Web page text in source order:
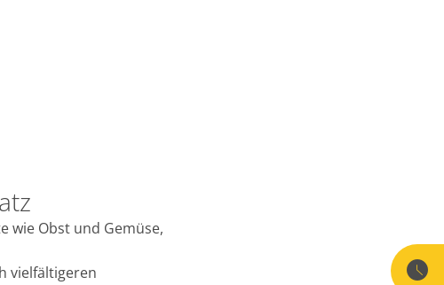
wie Obst und Gemüse,
vielfältigeren